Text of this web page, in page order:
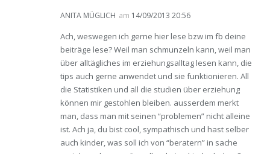
ANITA MÜGLICH am 14/09/2013 20:56
Ach, weswegen ich gerne hier lese bzw im fb deine
beiträge lese? Weil man schmunzeln kann, weil man
über alltägliches im erziehungsalltag lesen kann, die
tips auch gerne anwendet und sie funktionieren. All
die Statistiken und all die studien über erziehung
können mir gestohlen bleiben. ausserdem merkt
man, dass man mit seinen “problemen” nicht alleine
ist. Ach ja, du bist cool, sympathisch und hast selber
auch kinder, was soll ich von “beratern” in sache